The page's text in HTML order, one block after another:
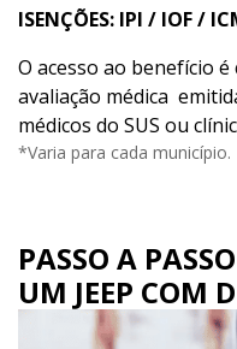
ISENÇÕES: IPI / IOF /
O acesso ao benefício
avaliação médica
médicos do SUS ou
*Varia para cada município.
PASSO A
UM JEEP COM